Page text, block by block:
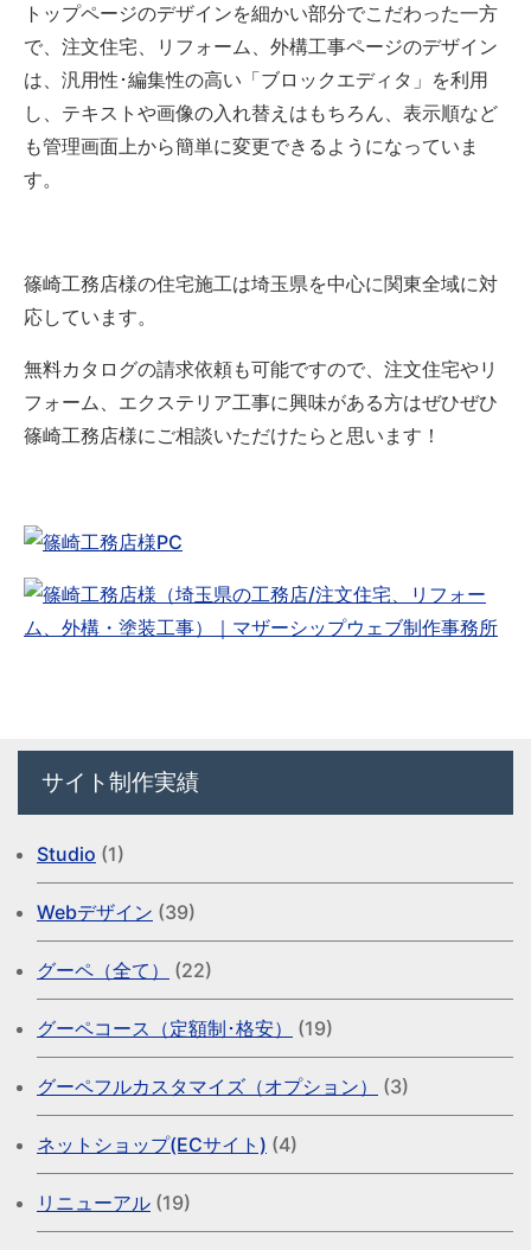
トップページのデザインを細かい部分でこだわった一方
で、注文住宅、リフォーム、外構工事ページのデザイン
は、汎用性･編集性の高い「ブロックエディタ」を利用
し、テキストや画像の入れ替えはもちろん、表示順など
も管理画面上から簡単に変更できるようになっていま
す。
篠崎工務店様の住宅施工は埼玉県を中心に関東全域に対
応しています。
無料カタログの請求依頼も可能ですので、注文住宅やリ
フォーム、エクステリア工事に興味がある方はぜひぜひ
篠崎工務店様にご相談いただけたらと思います！
サイト制作実績
Studio (1)
Webデザイン (39)
グーペ（全て） (22)
グーペコース（定額制･格安） (19)
グーペフルカスタマイズ（オプション） (3)
ネットショップ(ECサイト) (4)
リニューアル (19)